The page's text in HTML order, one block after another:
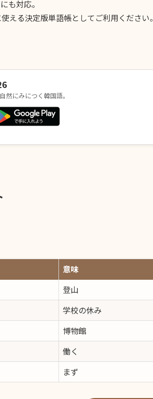
も対応。
える決定版単語帳としてご利用ください。
然にみにつく韓国語。
意味
登山
学校の休み
博物館
働く
まず